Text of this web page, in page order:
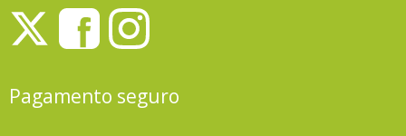
Pagamento seguro